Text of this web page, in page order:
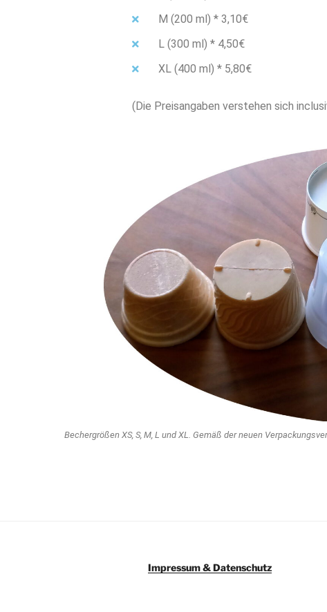
M (200 ml) * 3,10€
L (300 ml) * 4,50€
XL (400 ml) * 5,80€
(Die Preisangaben verstehen sich
Bechergrößen XS, S, M, L und XL. Gemäß der neuen
Impressum & Datenschutz